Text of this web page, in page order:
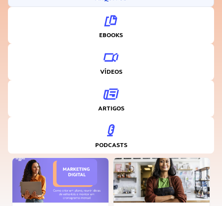
EBOOKS
VÍDEOS
ARTIGOS
PODCASTS